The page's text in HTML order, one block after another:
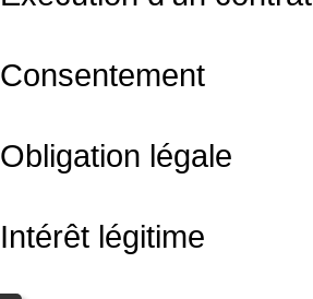
Consentement
Obligation légale
Intérêt légitime